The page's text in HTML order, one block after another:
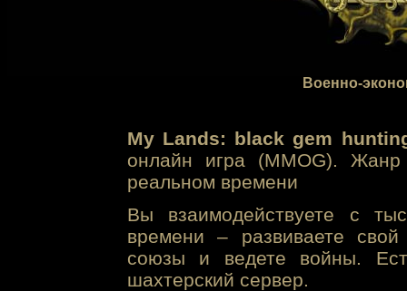
Военно-
My Lands: black gem
онлайн игра (MMOG). Жанр
реальном времени
Вы взаимодействуете с
времени – развиваете свой
союзы и ведете войны.
шахтерский сервер.